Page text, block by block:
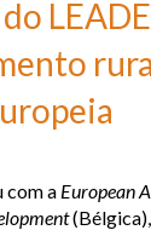
Social
Rural,
com a European